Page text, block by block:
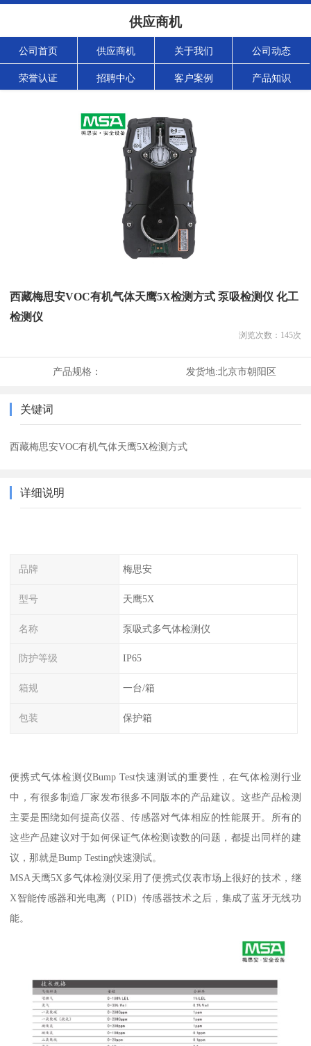
供应商机
公司首页 供应商机 关于我们 公司动态
荣誉认证 招聘中心 客户案例 产品知识
西藏梅思安VOC有机气体天鹰5X检测方式 泵吸检测仪 化工
检测仪
浏览次数： 145次
产品规格： 发货地:北京市朝阳区
关键词
西藏梅思安VOC有机气体天鹰5X检测方式
详细说明
品牌 梅思安
型号 天鹰5X
名称 泵吸式多气体检测仪
防护等级 IP65
箱规 一台/箱
包装 保护箱
便携式气体检测仪Bump Test快速测试的重要性，在气体检测行业
中，有很多制造厂家发布很多不同版本的产品建议。这些产品检测
主要是围绕如何提高仪器、传感器对气体相应的性能展开。所有的
这些产品建议对于如何保证气体检测读数的问题，都提出同样的建
议，那就是Bump Testing快速测试。
MSA天鹰5X多气体检测仪采用了便携式仪表市场上很好的技术，继
X智能传感器和光电离（PID）传感器技术之后，集成了蓝牙无线功
能。